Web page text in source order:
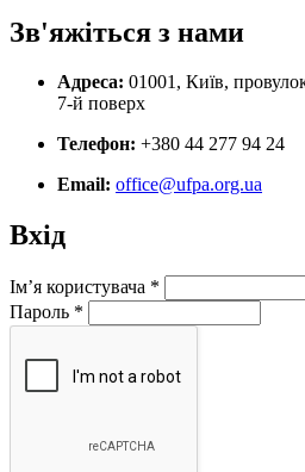
Зв'яжіться з нами
Адреса: 01001, Київ,
7-й поверх
Телефон: +380 44 277 94 24
Email: office@ufpa.org.ua
Вхід
Ім’я користувача *
Пароль *